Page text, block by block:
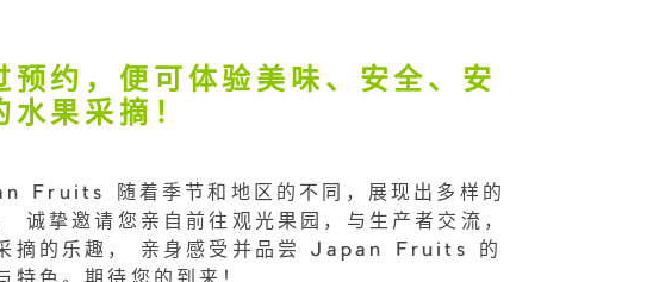
预约，便可体验美味、安全、安
水果采摘！
Fruits 随着季节和地区的不同，展现出多样的
诚挚邀请您亲自前往观光果园，与生产者交流，
摘的乐趣， 亲身感受并品尝 Japan Fruits 的